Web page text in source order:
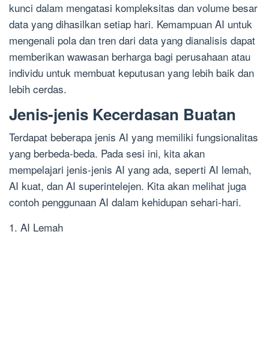
kunci dalam mengatasi kompleksitas dan volume besar
data yang dihasilkan setiap hari. Kemampuan AI untuk
mengenali pola dan tren dari data yang dianalisis dapat
memberikan wawasan berharga bagi perusahaan atau
individu untuk membuat keputusan yang lebih baik dan
lebih cerdas.
Jenis-jenis Kecerdasan Buatan
Terdapat beberapa jenis AI yang memiliki fungsionalitas
yang berbeda-beda. Pada sesi ini, kita akan
mempelajari jenis-jenis AI yang ada, seperti AI lemah,
AI kuat, dan AI superintelejen. Kita akan melihat juga
contoh penggunaan AI dalam kehidupan sehari-hari.
1. AI Lemah